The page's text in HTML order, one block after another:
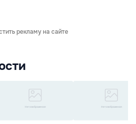
рекламу на сайте